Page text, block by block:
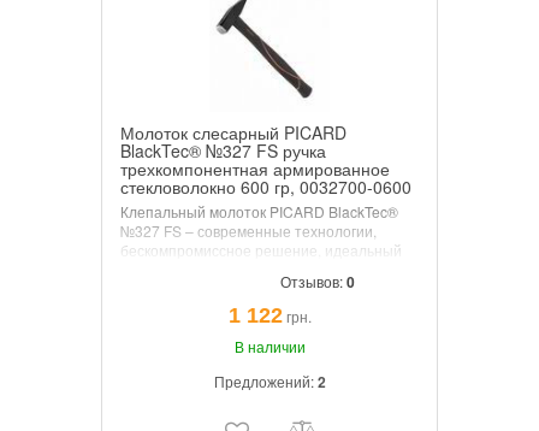
Молоток слесарный PICARD
BlackTec® №327 FS ручка
трехкомпонентная армированное
стекловолокно 600 гр, 0032700-0600
Клепальный молоток PICARD BlackTec®
№327 FS – современные технологии,
бескомпромиссное решение, идеальный
Отзывов:0
1 122грн.
В наличии
Предложений:2